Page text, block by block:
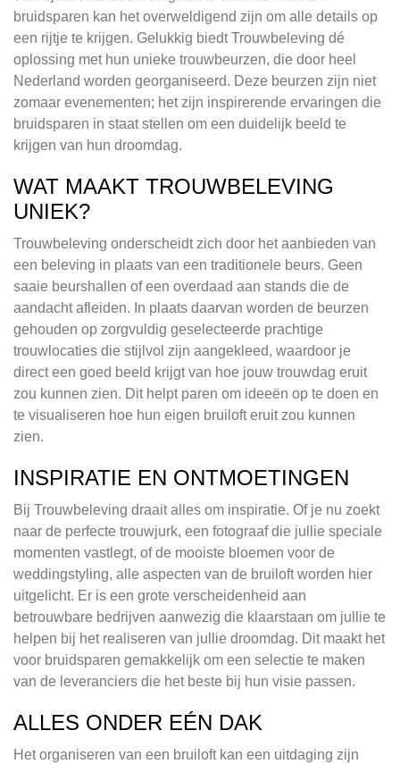
bruidsparen kan het overweldigend zijn om alle details op
een rijtje te krijgen. Gelukkig biedt Trouwbeleving dé
oplossing met hun unieke trouwbeurzen, die door heel
Nederland worden georganiseerd. Deze beurzen zijn niet
zomaar evenementen; het zijn inspirerende ervaringen die
bruidsparen in staat stellen om een duidelijk beeld te
krijgen van hun droomdag.
WAT MAAKT TROUWBELEVING
UNIEK?
Trouwbeleving onderscheidt zich door het aanbieden van
een beleving in plaats van een traditionele beurs. Geen
saaie beurshallen of een overdaad aan stands die de
aandacht afleiden. In plaats daarvan worden de beurzen
gehouden op zorgvuldig geselecteerde prachtige
trouwlocaties die stijlvol zijn aangekleed, waardoor je
direct een goed beeld krijgt van hoe jouw trouwdag eruit
zou kunnen zien. Dit helpt paren om ideeën op te doen en
te visualiseren hoe hun eigen bruiloft eruit zou kunnen
zien.
INSPIRATIE EN ONTMOETINGEN
Bij Trouwbeleving draait alles om inspiratie. Of je nu zoekt
naar de perfecte trouwjurk, een fotograaf die jullie speciale
momenten vastlegt, of de mooiste bloemen voor de
weddingstyling, alle aspecten van de bruiloft worden hier
uitgelicht. Er is een grote verscheidenheid aan
betrouwbare bedrijven aanwezig die klaarstaan om jullie te
helpen bij het realiseren van jullie droomdag. Dit maakt het
voor bruidsparen gemakkelijk om een selectie te maken
van de leveranciers die het beste bij hun visie passen.
ALLES ONDER EÉN DAK
Het organiseren van een bruiloft kan een uitdaging zijn